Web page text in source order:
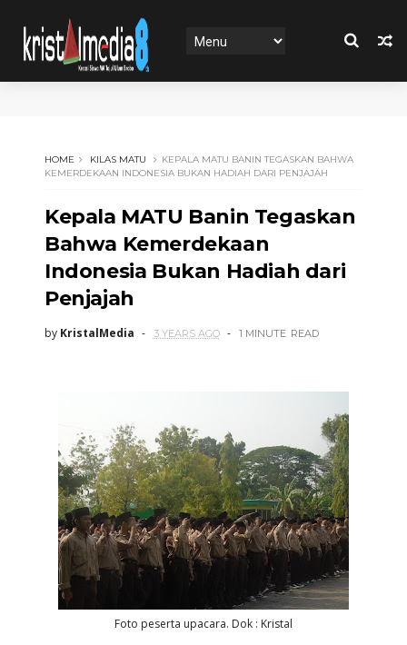
HOME KILAS MATU
KEPALA MATU BANIN TEGASKAN BAHWA
KEMERDEKAAN INDONESIA BUKAN HADIAH DARI PENJAJAH
Kepala MATU Banin Tegaskan
Bahwa Kemerdekaan
Indonesia Bukan Hadiah dari
Penjajah
by KristalMedia 3 YEARS AGO 1 MINUTE READ
Foto peserta upacara. Dok : Kristal